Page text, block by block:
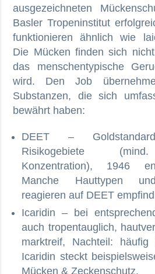
ausgezeichneten
Basler Tropeninstitut
funktionieren ähnlich wie
Die Mücken finden sich
das menschentypische
wird. Den Job
Substanzen, die sich
bewährt haben:
DEET –
Risikogebiete
Konzentration), 1946
Manche Hauttypen
reagieren auf DEET
Icaridin – bei
auch tropentauglich,
marktreif, Nachteil: häufig
Icaridin steckt
Mücken & Zeckenschutz.